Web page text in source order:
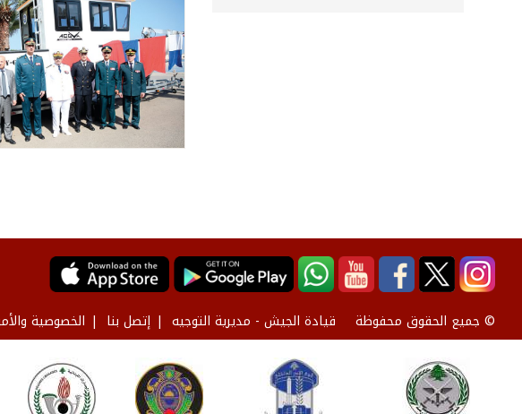
© جميع الحقوق محفوظة قيادة الجيش - مديرية التوجيه إتصل بنا الخصوصية